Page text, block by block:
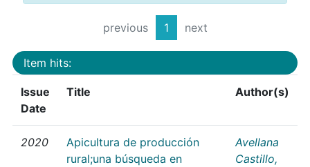
previous 1 next
Item hits:
Issue
Date
Title Author(s)
2020
Apicultura de producción
rural;una búsqueda en
Avellana
Castillo,